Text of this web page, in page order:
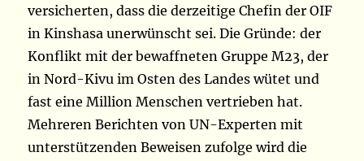
versicherten, dass die derzeitige Chefin der OIF
in Kinshasa unerwünscht sei. Die Gründe: der
Konflikt mit der bewaffneten Gruppe M23, der
in Nord-Kivu im Osten des Landes wütet und
fast eine Million Menschen vertrieben hat.
Mehreren Berichten von UN-Experten mit
unterstützenden Beweisen zufolge wird die